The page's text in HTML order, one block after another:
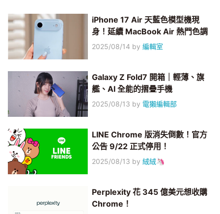
iPhone 17 Air 天藍色模型機現
身！延續 MacBook Air 熱門色調
2025/08/14 by編輯室
Galaxy Z Fold7 開箱｜輕薄、旗
艦、AI 全能的摺疊手機
2025/08/13 by 電獺編輯部
LINE Chrome 版消失倒數！官方
公告 9/22 正式停用！
2025/08/13 by絨絨🦄
Perplexity 花 345 億美元想收購
Chrome！